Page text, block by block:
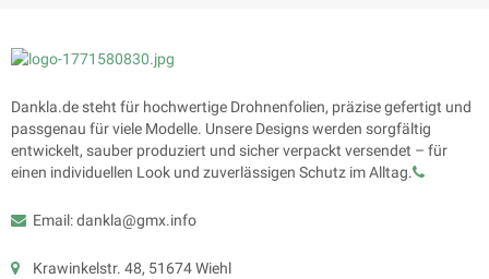
Dankla.de steht für hochwertige Drohnenfolien, präzise gefertigt und
passgenau für viele Modelle. Unsere Designs werden sorgfältig
entwickelt, sauber produziert und sicher verpackt versendet – für
einen individuellen Look und zuverlässigen Schutz im Alltag.
Email: dankla@gmx.info
Krawinkelstr. 48, 51674 Wiehl